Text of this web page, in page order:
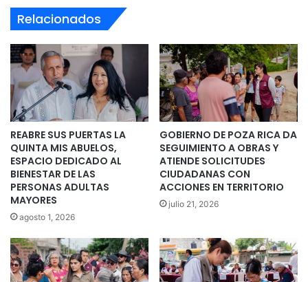
Relacionados
REABRE SUS PUERTAS LA
QUINTA MIS ABUELOS,
ESPACIO DEDICADO AL
BIENESTAR DE LAS
PERSONAS ADULTAS
MAYORES
agosto 1, 2026
GOBIERNO DE POZA RICA DA
SEGUIMIENTO A OBRAS Y
ATIENDE SOLICITUDES
CIUDADANAS CON
ACCIONES EN TERRITORIO
julio 21, 2026